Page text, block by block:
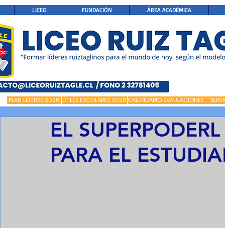
LICEO FUNDACIÓN ÁREA ACADÉMICA
PLAN LECTOR 2026 ÚTILES ESCOLARES 2026 CALENDARIO EVALUACIONES
EL
PARA EL